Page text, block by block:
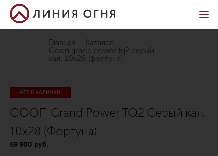
Главная
Каталог
оооп grand power tq2 серый
кал. 10х28 (фортуна)
НЕТ В НАЛИЧИИ
ОООП Grand Power TQ2 Серый кал.
10х28 (Фортуна)
69 900 руб.